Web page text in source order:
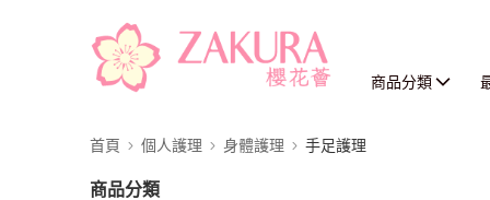
商品分類
首頁 個人護理 身體護理 手足護理
商品分類